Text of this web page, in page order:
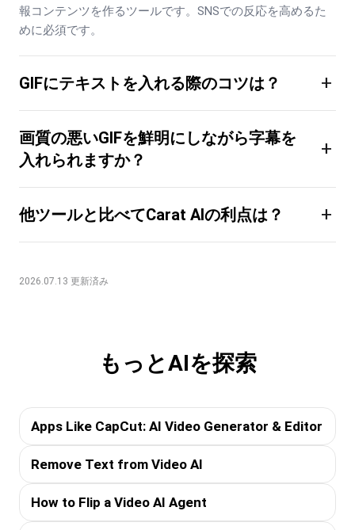
報コンテンツを作るツールです。SNSでの反応を高めるた
めに必須です。
GIFにテキストを入れる際のコツは？ +
画質の悪いGIFを鮮明にしながら字幕を
入れられますか？
+
他ツールと比べてCarat AIの利点は？ +
2026.07.13 更新済み
もっとAIを探索
Apps Like CapCut: AI Video Generator & Editor
Remove Text from Video AI
How to Flip a Video AI Agent